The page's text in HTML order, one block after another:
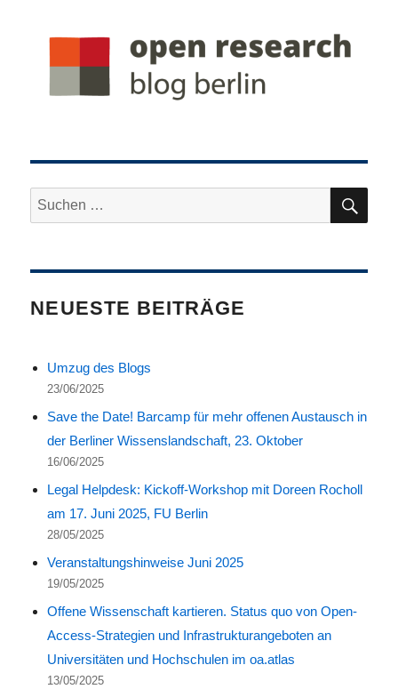
Open
Research
Suche
nach:
NEUESTE BEITRÄGE
Umzug des Blogs
23/06/2025
Save the Date! Barcamp für mehr offenen Austausch in
der Berliner Wissenslandschaft, 23. Oktober
16/06/2025
Legal Helpdesk: Kickoff-Workshop mit Doreen Rocholl
am 17. Juni 2025, FU Berlin
28/05/2025
Veranstaltungshinweise Juni 2025
19/05/2025
Offene Wissenschaft kartieren. Status quo von Open-
Access-Strategien und Infrastrukturangeboten an
Universitäten und Hochschulen im oa.atlas
13/05/2025